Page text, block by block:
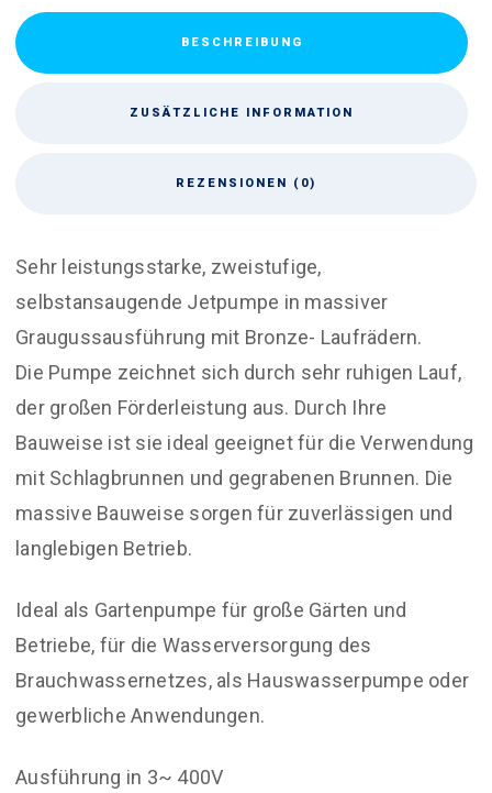
BESCHREIBUNG
ZUSÄTZLICHE INFORMATION
REZENSIONEN (0)
Sehr leistungsstarke, zweistufige,
selbstansaugende Jetpumpe in massiver
Graugussausführung mit Bronze- Laufrädern.
Die Pumpe zeichnet sich durch sehr ruhigen Lauf,
der großen Förderleistung aus. Durch Ihre
Bauweise ist sie ideal geeignet für die Verwendung
mit Schlagbrunnen und gegrabenen Brunnen. Die
massive Bauweise sorgen für zuverlässigen und
langlebigen Betrieb.
Ideal als Gartenpumpe für große Gärten und
Betriebe, für die Wasserversorgung des
Brauchwassernetzes, als Hauswasserpumpe oder
gewerbliche Anwendungen.
Ausführung in 3~ 400V